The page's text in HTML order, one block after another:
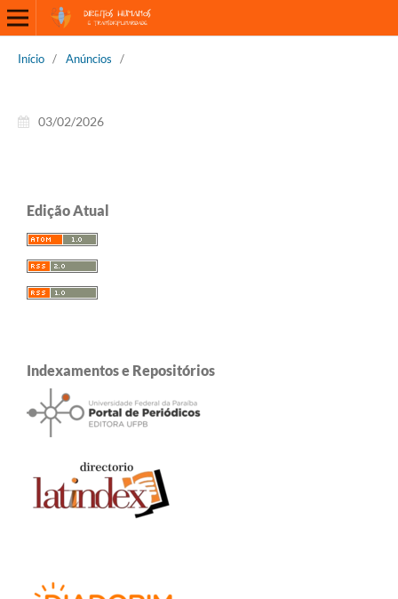
Início / Anúncios /
03/02/2026
Edição Atual
Indexamentos e Repositórios